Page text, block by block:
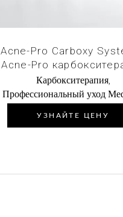
Acne-Pro Carboxy
Acne-Pro
Карбокситерапия,
Профессиональный уход
УЗНАЙТЕ ЦЕНУ